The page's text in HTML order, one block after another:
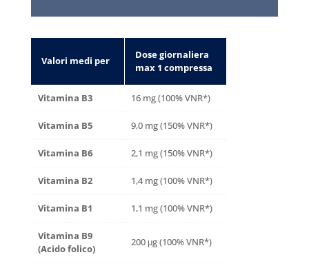
Valori medi per
Dose giornaliera
max 1 compressa
Vitamina B3 16 mg (100% VNR*)
Vitamina B5 9,0 mg (150% VNR*)
Vitamina B6 2,1 mg (150% VNR*)
Vitamina B2 1,4 mg (100% VNR*)
Vitamina B1 1,1 mg (100% VNR*)
Vitamina B9
(Acido folico)
200 μg (100% VNR*)